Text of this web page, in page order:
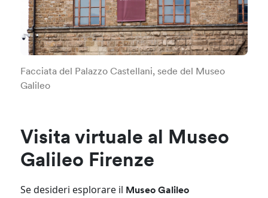
Facciata del Palazzo Castellani, sede del Museo
Galileo
Visita virtuale al Museo
Galileo Firenze
Se desideri esplorare il Museo Galileo